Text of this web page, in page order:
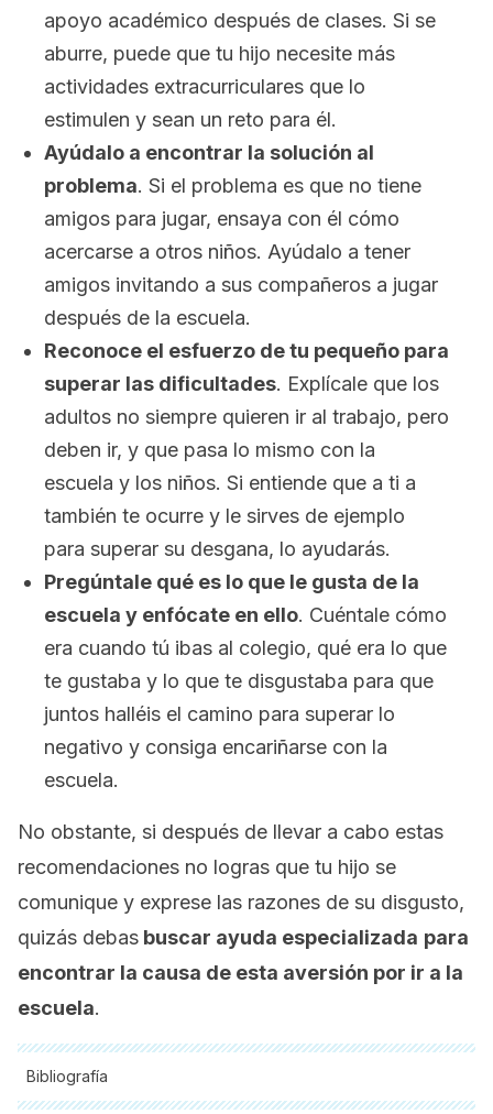
apoyo académico después de clases. Si se
aburre, puede que tu hijo necesite más
actividades extracurriculares que lo
estimulen y sean un reto para él.
Ayúdalo a encontrar la solución al
problema. Si el problema es que no tiene
amigos para jugar, ensaya con él cómo
acercarse a otros niños. Ayúdalo a tener
amigos invitando a sus compañeros a jugar
después de la escuela.
Reconoce el esfuerzo de tu pequeño para
superar las dificultades. Explícale que los
adultos no siempre quieren ir al trabajo, pero
deben ir, y que pasa lo mismo con la
escuela y los niños. Si entiende que a ti a
también te ocurre y le sirves de ejemplo
para superar su desgana, lo ayudarás.
Pregúntale qué es lo que le gusta de la
escuela y enfócate en ello. Cuéntale cómo
era cuando tú ibas al colegio, qué era lo que
te gustaba y lo que te disgustaba para que
juntos halléis el camino para superar lo
negativo y consiga encariñarse con la
escuela.
No obstante, si después de llevar a cabo estas
recomendaciones no logras que tu hijo se
comunique y exprese las razones de su disgusto,
quizás debas buscar ayuda especializada para
encontrar la causa de esta aversión por ir a la
escuela.
Bibliografía
Todas las fuentes citadas fueron revisadas a profundidad por